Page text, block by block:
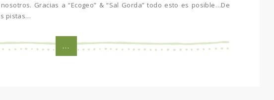
Gracias a “Ecogeo” & “Sal Gorda” todo esto es posible…De
pistas…
...